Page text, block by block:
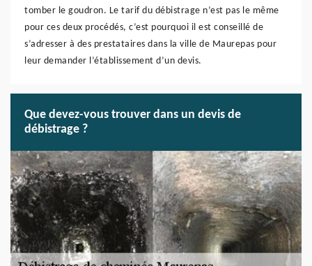
tomber le goudron. Le tarif du débistrage n’est pas le même
pour ces deux procédés, c’est pourquoi il est conseillé de
s’adresser à des prestataires dans la ville de Maurepas pour
leur demander l’établissement d’un devis.
Que devez-vous trouver dans un devis de
débistrage ?